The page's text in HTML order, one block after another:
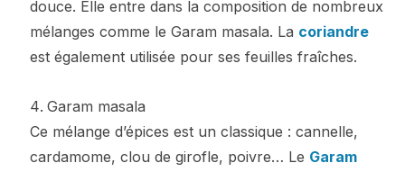
douce. Elle entre dans la composition de nombreux
mélanges comme le Garam masala. La coriandre
est également utilisée pour ses feuilles fraîches.
Garam masala
Ce mélange d’épices est un classique : cannelle,
cardamome, clou de girofle, poivre… Le Garam